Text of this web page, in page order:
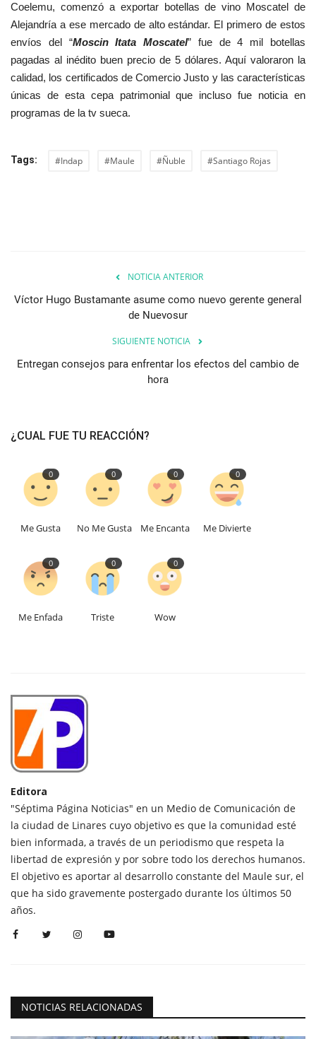
Coelemu, comenzó a exportar botellas de vino Moscatel de
Alejandría a ese mercado de alto estándar. El primero de estos
envíos del “Moscin Itata Moscatel” fue de 4 mil botellas
pagadas al inédito buen precio de 5 dólares. Aquí valoraron la
calidad, los certificados de Comercio Justo y las características
únicas de esta cepa patrimonial que incluso fue noticia en
programas de la tv sueca.
Tags: #Indap #Maule #Ñuble #Santiago Rojas
NOTICIA ANTERIOR
Víctor Hugo Bustamante asume como nuevo gerente general
de Nuevosur
SIGUIENTE NOTICIA
Entregan consejos para enfrentar los efectos del cambio de
hora
¿CUAL FUE TU REACCIÓN?
0
Me Gusta
0
No Me Gusta
0
Me Encanta
0
Me Divierte
0
Me Enfada
0
Triste
0
Wow
Editora
"Séptima Página Noticias" en un Medio de Comunicación de
la ciudad de Linares cuyo objetivo es que la comunidad esté
bien informada, a través de un periodismo que respeta la
libertad de expresión y por sobre todo los derechos humanos.
El objetivo es aportar al desarrollo constante del Maule sur, el
que ha sido gravemente postergado durante los últimos 50
años.
NOTICIAS RELACIONADAS